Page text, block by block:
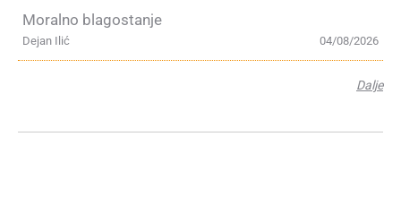
Moralno blagostanje
04/08/2026
Dejan Ilić
Dalje